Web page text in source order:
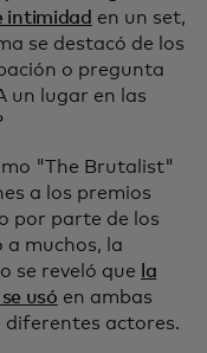
intimidad en un set,
se destacó de los
o pregunta
un lugar en las
"The Brutalist"
a los premios
por parte de los
muchos, la
se reveló que
la
usó en ambas
diferentes actores.